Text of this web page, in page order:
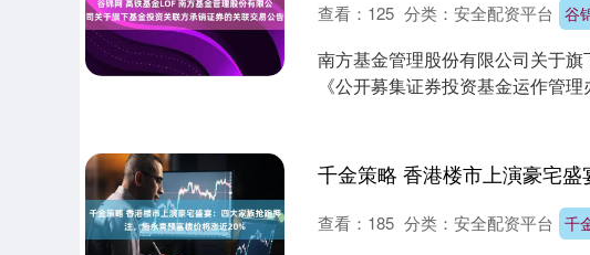
谷
查看： 125 分类： 安全配资平台
南方基金管理股份有限公司关于
《公开募集证券投资基金运作管
千
查看： 185 分类： 安全配资平台